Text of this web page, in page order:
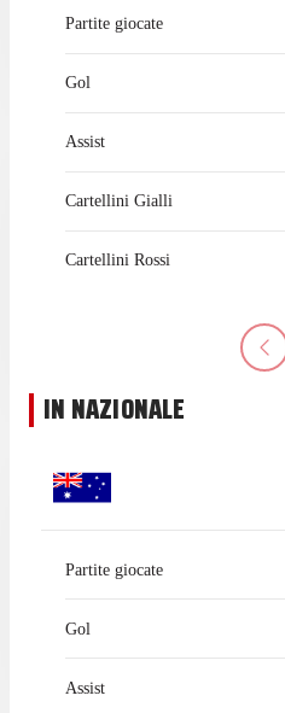
Partite giocate
Gol
Assist
Cartellini Gialli
Cartellini Rossi
IN NAZIONALE
Partite giocate
Gol
Assist